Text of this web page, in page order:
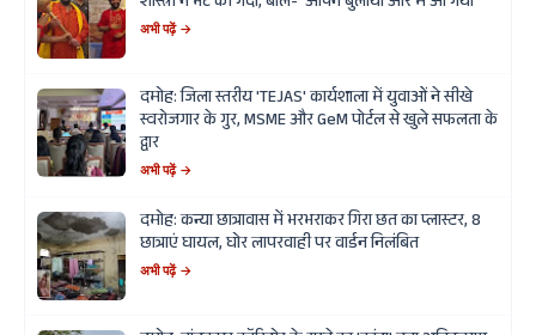
अभी पढ़ें →
दमोह: जिला स्तरीय 'TEJAS' कार्यशाला में युवाओं ने सीखे
स्वरोजगार के गुर, MSME और GeM पोर्टल से खुले सफलता के
द्वार
अभी पढ़ें →
दमोह: कन्या छात्रावास में भरभराकर गिरा छत का प्लास्टर, 8
छात्राएं घायल, घोर लापरवाही पर वार्डन निलंबित
अभी पढ़ें →